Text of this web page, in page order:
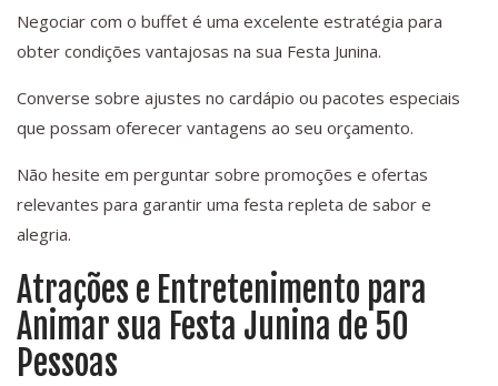
Negociar com o buffet é uma excelente estratégia para
obter condições vantajosas na sua Festa Junina.
Converse sobre ajustes no cardápio ou pacotes especiais
que possam oferecer vantagens ao seu orçamento.
Não hesite em perguntar sobre promoções e ofertas
relevantes para garantir uma festa repleta de sabor e
alegria.
Atrações e Entretenimento para
Animar sua Festa Junina de 50
Pessoas